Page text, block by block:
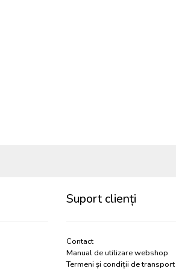
Suport clienți
Contact
Manual de utilizare webshop
Termeni și condiții de transport